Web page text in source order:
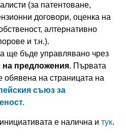
(за патентоване,
договори, оценка на
алтернативно
и т.н.).
ще бъде управлявано чрез
на предложения. Първата
обявена на страницата на
съюз за
е налична и тук.